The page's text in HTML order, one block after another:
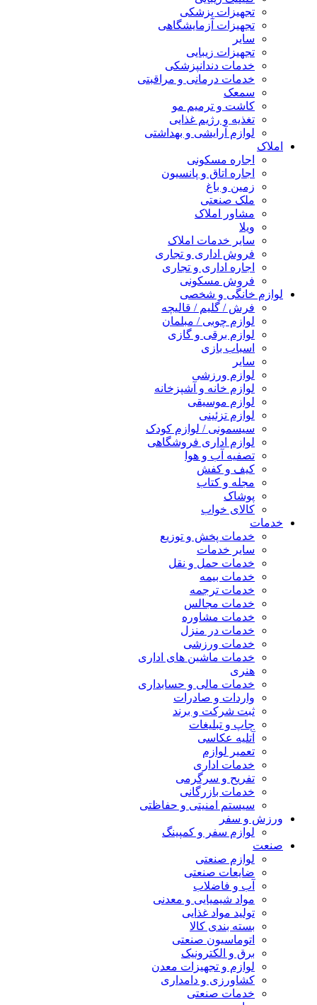
تجهیزات پزشکی
تجهیزات آزمایشگاهی
سایر
تجهیزات زیبایی
خدمات دندانپزشکی
خدمات درمانی و مراقبتی
سمعک
کاشت و ترمیم مو
تغذیه و رژیم غذایی
لوازم آرایشی و بهداشتی
املاک
اجاره مسکونی
اجاره اتاق و پانسیون
زمین و باغ
ملک صنعتی
مشاور املاک
ویلا
سایر خدمات املاک
فروش اداری و تجاری
اجاره اداری و تجاری
فروش مسکونی
لوازم خانگی و شخصی
فرش / گلیم / قالیچه
لوازم چوبی / مبلمان
لوازم برقی و گازی
اسباب بازی
سایر
لوازم ورزشی
لوازم خانه و آشپزخانه
لوازم موسیقی
لوازم تزئینی
سیسمونی / لوازم کودک
لوازم اداری فروشگاهی
تصفیه آب و هوا
کیف و کفش
مجله و کتاب
پوشاک
کالای خواب
خدمات
خدمات پخش و توزیع
سایر خدمات
خدمات حمل و نقل
خدمات بیمه
خدمات ترجمه
خدمات مجالس
خدمات مشاوره
خدمات در منزل
خدمات ورزشی
خدمات ماشین های اداری
هنری
خدمات مالی و حسابداری
واردات و صادرات
ثبت شرکت و برند
چاپ و تبلیغات
آتلیه عکاسی
تعمیر لوازم
خدمات اداری
تفریح و سرگرمی
خدمات بازرگانی
سیستم امنیتی و حفاظتی
ورزش و سفر
لوازم سفر و کمپینگ
صنعت
لوازم صنعتی
ضایعات صنعتی
آب و فاضلاب
مواد شیمیایی و معدنی
تولید مواد غذایی
بسته بندی کالا
اتوماسیون صنعتی
برق و الکترونیک
لوازم و تجهیزات معدن
کشاورزی و دامداری
خدمات صنعتی